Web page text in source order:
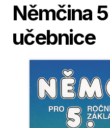
Němčina
učebnice